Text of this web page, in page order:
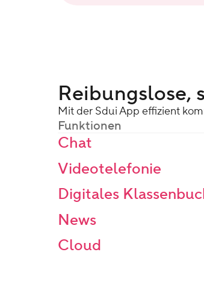
Reibungslose,
Mit der Sdui App effizient
Funktionen
Chat
Videotelefonie
Digitales
News
Cloud